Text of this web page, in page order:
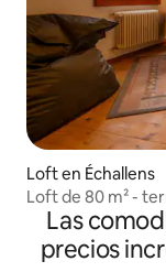
Loft en Échallens
Loft de 80 m² -
Las
precios